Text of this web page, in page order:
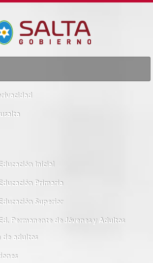
Inicial
Primaria
Superior
Permanente de Jóvenes y Adultos
de adultos